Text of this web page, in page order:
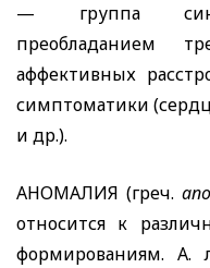
— группа
преобладанием
аффективных
симптоматики
и др.).
АНОМАЛИЯ (греч.
относится к
формированиям. А.